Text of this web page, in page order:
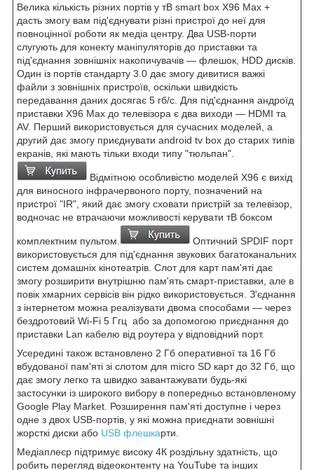
Велика кількість різних портів у тВ smart box X96 Max +
дасть змогу вам під'єднувати різні пристрої до неї для
повноцінної роботи як медіа центру. Два USB-порти
слугують для конекту маніпуляторів до приставки та
під'єднання зовнішніх накопичувачів — флешок, HDD дисків.
Один із портів стандарту 3.0 дає змогу дивитися важкі
файли з зовнішніх пристроїв, оскільки швидкість
передавання даних досягає 5 гб/c. Для під'єднання андроїд
приставки X96 Max до телевізора є два виходи — HDMI та
AV. Перший використовується для сучасних моделей, а
другий дає змогу приєднувати android tv box до старих типів
екранів, які мають тільки входи типу "тюльпан".
Відмітною особливістю моделей X96 є вихід
для виносного інфрачервоного порту, позначений на
пристрої "IR", який дає змогу сховати пристрій за телевізор,
водночас не втрачаючи можливості керувати тВ боксом
комплектним пультом.
Оптичний SPDIF порт
використовується для під'єднання звукових багатоканальних
систем домашніх кінотеатрів. Слот для карт пам'яті дає
змогу розширити внутрішню пам'ять смарт-приставки, але в
повік хмарних сервісів він рідко використовується. З'єднання
з інтернетом можна реалізувати двома способами — через
бездротовий Wi-Fi 5 Ггц або за допомогою приєднання до
приставки Lan кабелю від роутера у відповідний порт.
Усередині також встановлено 2 Гб оперативної та 16 Гб
вбудованої пам'яті зі слотом для micro SD карт до 32 Гб, що
дає змогу легко та швидко завантажувати будь-які
застосунки із широкого вибору в попередньо встановленому
Google Play Market. Розширення пам'яті доступне і через
одне з двох USB-портів, у які можна приєднати зовнішні
жорсткі диски або USB флешкарти.
Медіаплеєр підтримує високу 4К роздільну здатність, що
робить перегляд відеоконтенту на YouTube та інших